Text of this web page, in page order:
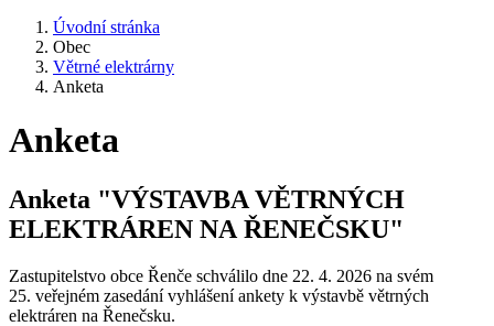
Úvodní stránka
Obec
Větrné elektrárny
Anketa
Anketa
Anketa "VÝSTAVBA VĚTRNÝCH
ELEKTRÁREN NA ŘENEČSKU"
Zastupitelstvo obce Řenče schválilo dne 22. 4. 2026 na svém
25. veřejném zasedání vyhlášení ankety k výstavbě větrných
elektráren na Řenečsku.